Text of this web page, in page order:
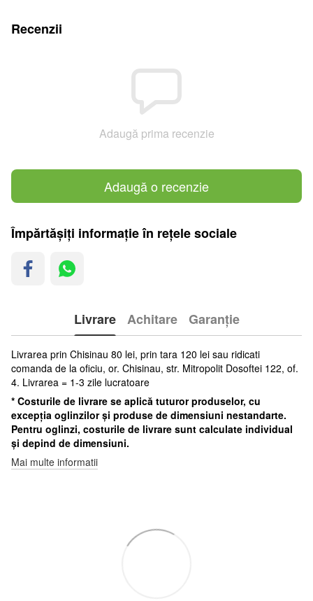
Recenzii
Adaugă prima recenzie
Adaugă o recenzie
Împărtășiți informație în rețele sociale
Livrare Achitare Garanție
Livrarea prin Chisinau 80 lei, prin tara 120 lei sau ridicati
comanda de la oficiu, or. Chisinau, str. Mitropolit Dosoftei 122, of.
4. Livrarea = 1-3 zile lucratoare
* Costurile de livrare se aplică tuturor produselor, cu
excepția oglinzilor și produse de dimensiuni nestandarte.
Pentru oglinzi, costurile de livrare sunt calculate individual
și depind de dimensiuni.
Mai multe informatii